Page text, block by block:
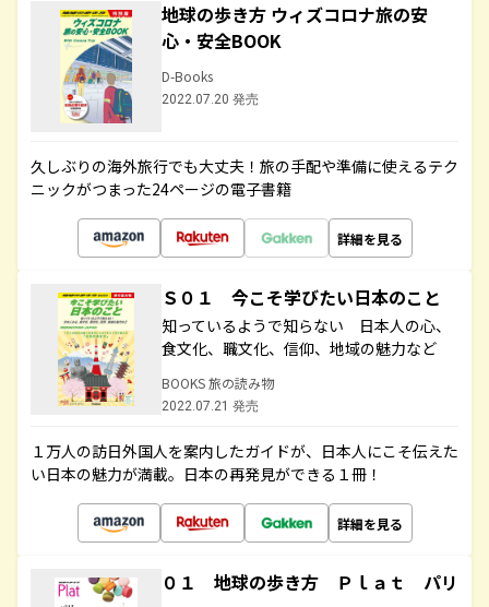
地球の歩き方 ウィズコロナ旅の安
心・安全BOOK
D-Books
2022.07.20 発売
久しぶりの海外旅行でも大丈夫！旅の手配や準備に使えるテク
ニックがつまった24ページの電子書籍
詳細を見る
Ｓ０１ 今こそ学びたい日本のこと
知っているようで知らない 日本人の心、
食文化、職文化、信仰、地域の魅力など
BOOKS 旅の読み物
2022.07.21 発売
１万人の訪日外国人を案内したガイドが、日本人にこそ伝えた
い日本の魅力が満載。日本の再発見ができる１冊！
詳細を見る
０１ 地球の歩き方 Ｐｌａｔ パリ